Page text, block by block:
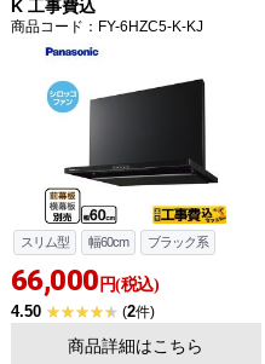
K 工事費込
商品コード ：FY-6HZC5-K-KJ
スリム型 幅60cm ブラック系
66,000 円(税込)
4.50 (2件)
商品詳細はこちら
お買い物を続ける